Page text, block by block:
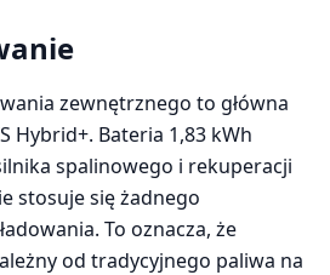
zewnętrznego to główna
Hybrid+. Bateria 1,83 kWh
spalinowego i rekuperacji
stosuje się żadnego
To oznacza, że
od tradycyjnego paliwa na